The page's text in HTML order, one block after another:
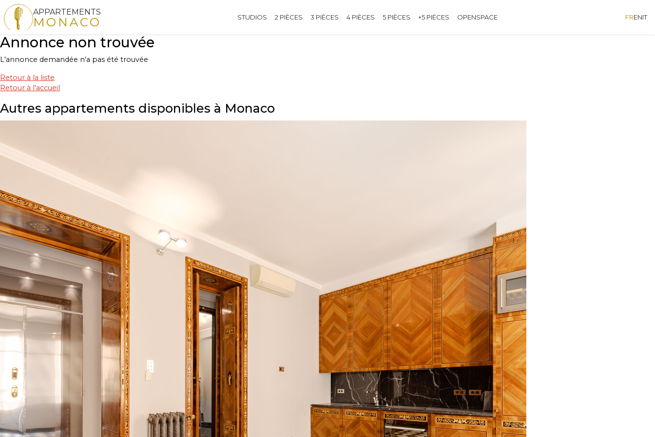
APPARTEMENTS
MONACO STUDIOS 2 PIÈCES 3 PIÈCES 4 PIÈCES 5 PIÈCES +5 PIÈCES OPENSPACE FRENIT
Annonce non trouvée
L'annonce demandée n'a pas été trouvée
Retour à la liste
Retour à l'accueil
Autres appartements disponibles à Monaco